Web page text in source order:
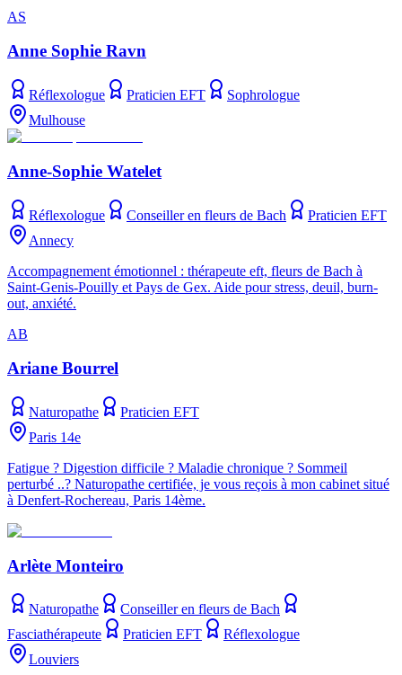
AS
Anne Sophie Ravn
Réflexologue Praticien EFT
Sophrologue
Mulhouse
Anne-Sophie Watelet
Réflexologue Conseiller en fleurs de Bach
Praticien EFT
Annecy
Accompagnement émotionnel : thérapeute eft, fleurs de Bach à
Saint-Genis-Pouilly et Pays de Gex. Aide pour stress, deuil, burn-
out, anxiété.
AB
Ariane Bourrel
Naturopathe
Praticien EFT
Paris 14e
Fatigue ? Digestion difficile ? Maladie chronique ? Sommeil
perturbé ..? Naturopathe certifiée, je vous reçois à mon cabinet situé
à Denfert-Rochereau, Paris 14ème.
Arlète Monteiro
Naturopathe
Conseiller en fleurs de Bach
Fasciathérapeute
Praticien EFT
Réflexologue
Louviers